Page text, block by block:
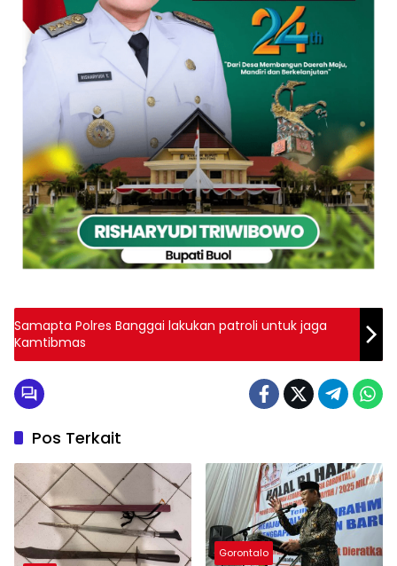
Samapta Polres Banggai lakukan patroli untuk jaga
Kamtibmas
Pos Terkait
Gorontalo